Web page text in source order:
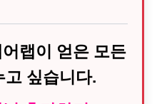
랩이 얻은 모든
고 싶습니다.